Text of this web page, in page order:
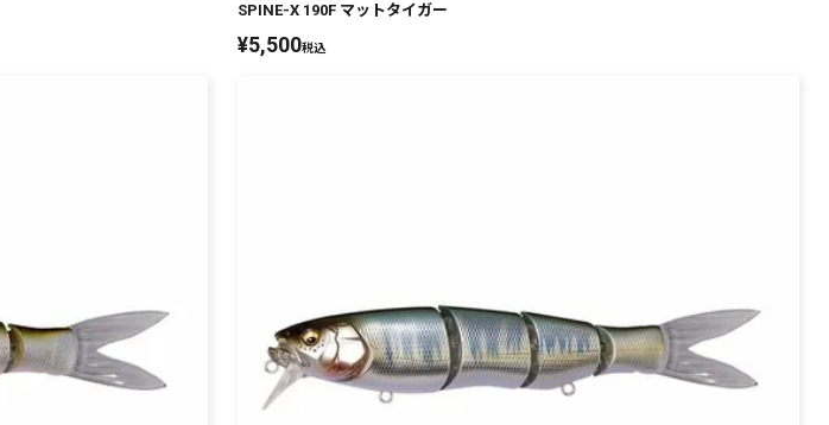
SPINE-X 190F マットタイガー
¥5,500税込